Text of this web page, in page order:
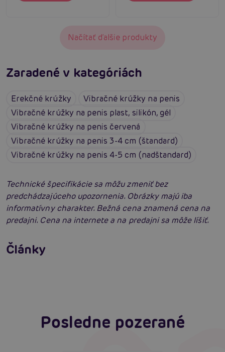
Načítať ďalšie produkty
Zaradené v kategóriách
Erekčné krúžky
Vibračné krúžky na penis
Vibračné krúžky na penis plast, silikón, gél
Vibračné krúžky na penis červená
Vibračné krúžky na penis 3-4 cm (štandard)
Vibračné krúžky na penis 4-5 cm (nadštandard)
Technické špecifikácie sa môžu zmeniť bez
predchádzajúceho upozornenia. Obrázky majú iba
informatívny charakter. Bežná cena znamená cena na
predajni. Cena na internete a na predajni sa môže líšiť.
Články
Tvrdý ako skala: Podporte svoju výdrž
Bezprecedentná účinnosť!
Čítať viacej
Erotická inteligencia: Príručka Sexiómov
Posledne pozerané